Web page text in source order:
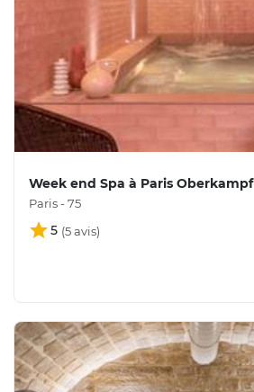
Week end Spa à Paris Oberkampf
Paris - 75
5